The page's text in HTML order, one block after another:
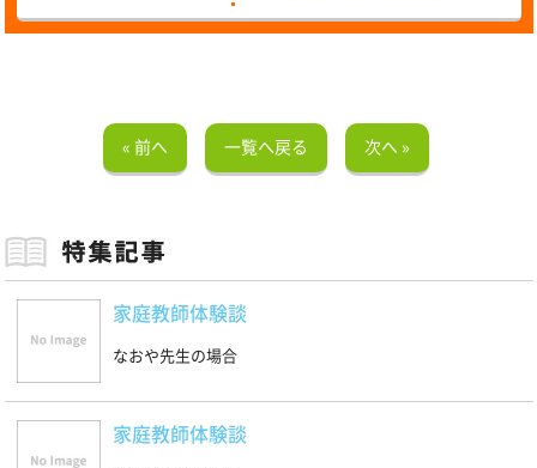
« 前へ 一覧へ戻る 次へ »
家庭教師体験談
なおや先生の場合
家庭教師体験談